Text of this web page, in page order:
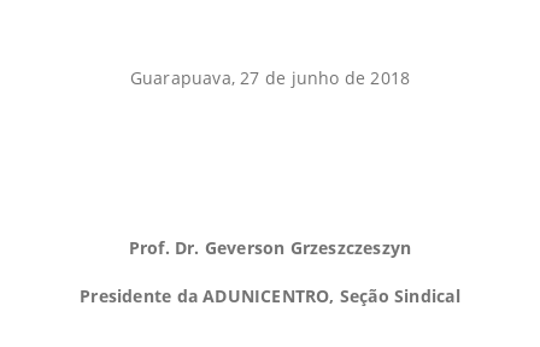
Guarapuava, 27 de junho de 2018
Prof. Dr. Geverson Grzeszczeszyn
Presidente da ADUNICENTRO, Seção Sindical